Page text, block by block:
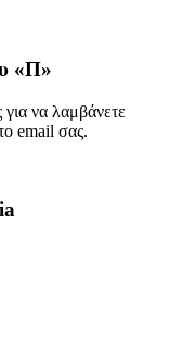
«Π»
να λαμβάνετε
email σας.